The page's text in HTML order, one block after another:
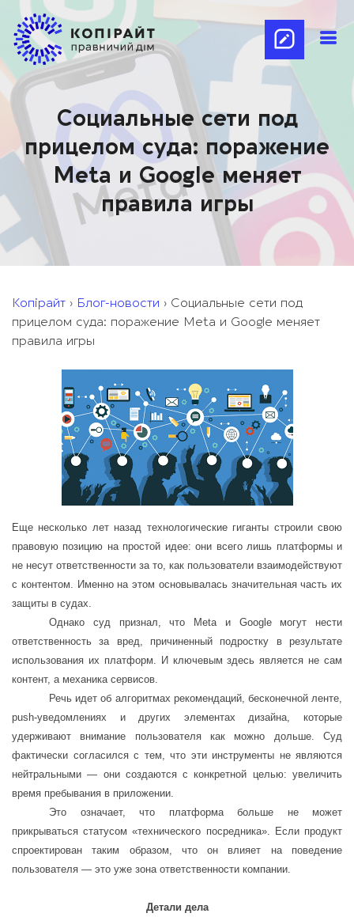
Социальные сети под
прицелом суда: поражение
Meta и Google меняет
правила игры
Копірайт › Блог-новости › Социальные сети под
прицелом суда: поражение Meta и Google меняет
правила игры
Еще несколько лет назад технологические гиганты строили свою
правовую позицию на простой идее: они всего лишь платформы и
не несут ответственности за то, как пользователи взаимодействуют
с контентом. Именно на этом основывалась значительная часть их
защиты в судах.
Однако суд признал, что Meta и Google могут нести
ответственность за вред, причиненный подростку в результате
использования их платформ. И ключевым здесь является не сам
контент, а механика сервисов.
Речь идет об алгоритмах рекомендаций, бесконечной ленте,
push-уведомлениях и других элементах дизайна, которые
удерживают внимание пользователя как можно дольше. Суд
фактически согласился с тем, что эти инструменты не являются
нейтральными — они создаются с конкретной целью: увеличить
время пребывания в приложении.
Это означает, что платформа больше не может
прикрываться статусом «технического посредника». Если продукт
спроектирован таким образом, что он влияет на поведение
пользователя — это уже зона ответственности компании.
Детали дела